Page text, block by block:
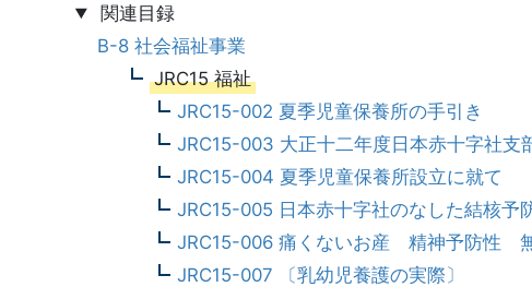
関連目録
B-8 社会福祉事業
JRC15 福祉
JRC15-002 夏季児童保養所の手引き
JRC15-003 大正十二年度日本赤十字社支
JRC15-004 夏季児童保養所設立に就て
JRC15-005 日本赤十字社のなした結核予
JRC15-006 痛くないお産 精神予防性
JRC15-007 〔乳幼児養護の実際〕